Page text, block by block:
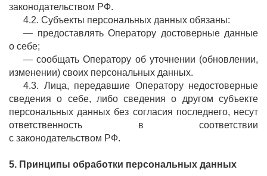
законодательством РФ.
4.2. Субъекты персональных данных обязаны:
— предоставлять Оператору достоверные данные
о себе;
— сообщать Оператору об уточнении (обновлении,
изменении) своих персональных данных.
4.3. Лица, передавшие Оператору недостоверные
сведения о себе, либо сведения о другом субъекте
персональных данных без согласия последнего, несут
ответственность в соответствии
с законодательством РФ.
5. Принципы обработки персональных данных